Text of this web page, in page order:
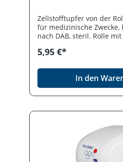
Zellstofftupfer von der
für medizinische Zwecke,
nach DAB, steril. Rolle
Sprechstundenbedarf
5,95 €*
In den